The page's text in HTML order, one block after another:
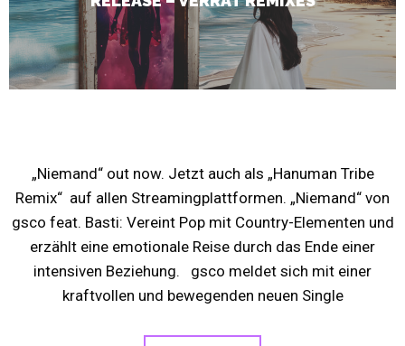
„Niemand“ out now. Jetzt auch als „Hanuman Tribe
Remix“ auf allen Streamingplattformen. „Niemand“ von
gsco feat. Basti: Vereint Pop mit Country-Elementen und
erzählt eine emotionale Reise durch das Ende einer
intensiven Beziehung. gsco meldet sich mit einer
kraftvollen und bewegenden neuen Single